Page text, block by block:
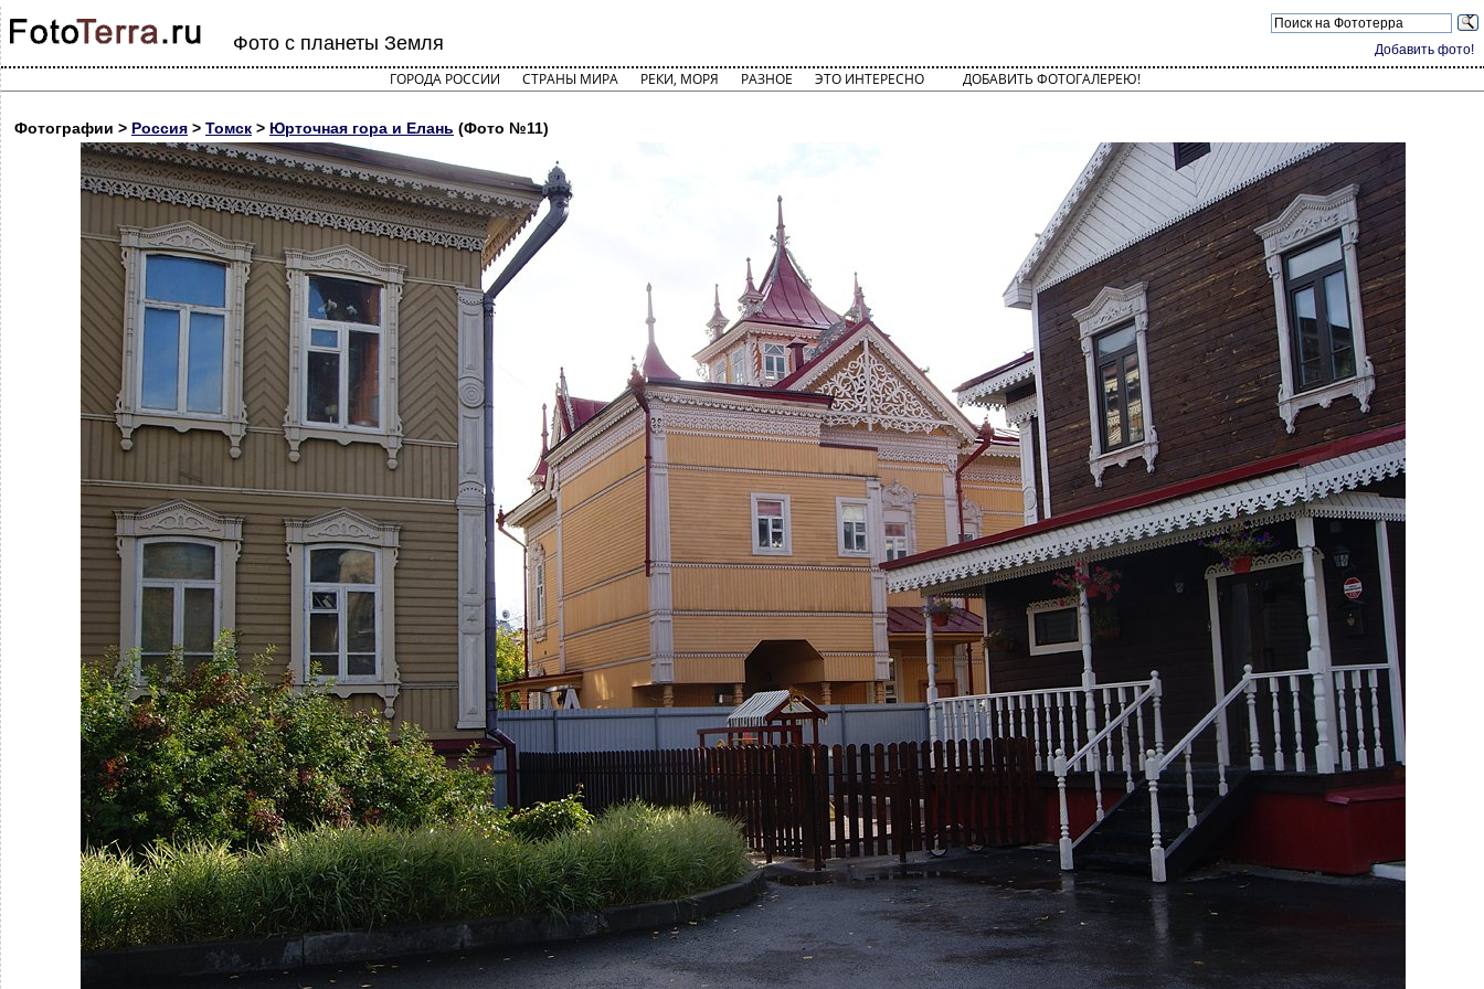
Добавить фото!
Фото с планеты Земля
ГОРОДА РОССИИ СТРАНЫ МИРА РЕКИ, МОРЯ РАЗНОЕ ЭТО ИНТЕРЕСНО ДОБАВИТЬ ФОТОГАЛЕРЕЮ!
Фотографии > Россия > Томск > Юрточная гора и Елань (Фото №11)